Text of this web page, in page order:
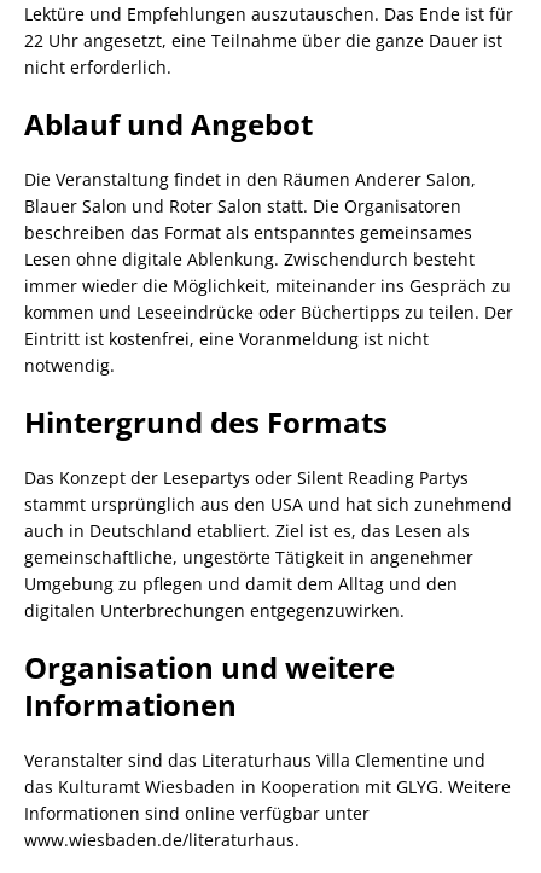
Lektüre und Empfehlungen auszutauschen. Das Ende ist für
22 Uhr angesetzt, eine Teilnahme über die ganze Dauer ist
nicht erforderlich.
Ablauf und Angebot
Die Veranstaltung findet in den Räumen Anderer Salon,
Blauer Salon und Roter Salon statt. Die Organisatoren
beschreiben das Format als entspanntes gemeinsames
Lesen ohne digitale Ablenkung. Zwischendurch besteht
immer wieder die Möglichkeit, miteinander ins Gespräch zu
kommen und Leseeindrücke oder Büchertipps zu teilen. Der
Eintritt ist kostenfrei, eine Voranmeldung ist nicht
notwendig.
Hintergrund des Formats
Das Konzept der Lesepartys oder Silent Reading Partys
stammt ursprünglich aus den USA und hat sich zunehmend
auch in Deutschland etabliert. Ziel ist es, das Lesen als
gemeinschaftliche, ungestörte Tätigkeit in angenehmer
Umgebung zu pflegen und damit dem Alltag und den
digitalen Unterbrechungen entgegenzuwirken.
Organisation und weitere
Informationen
Veranstalter sind das Literaturhaus Villa Clementine und
das Kulturamt Wiesbaden in Kooperation mit GLYG. Weitere
Informationen sind online verfügbar unter
www.wiesbaden.de/literaturhaus.